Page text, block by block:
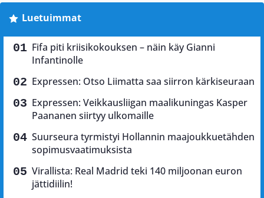
Luetuimmat
Fifa piti kriisikokouksen – näin käy Gianni
Infantinolle
Expressen: Otso Liimatta saa siirron kärkiseuraan
Expressen: Veikkausliigan maalikuningas Kasper
Paananen siirtyy ulkomaille
Suurseura tyrmistyi Hollannin maajoukkuetähden
sopimusvaatimuksista
Virallista: Real Madrid teki 140 miljoonan euron
jättidiilin!